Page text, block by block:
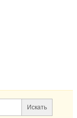
сайту и
Искать